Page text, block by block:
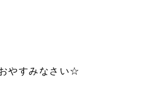
やすみなさい☆